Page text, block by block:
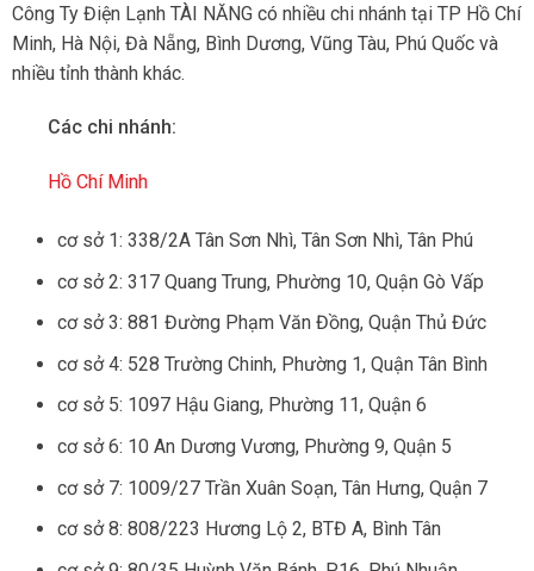
Công Ty Điện Lạnh TÀI NĂNG có nhiều chi nhánh tại TP Hồ Chí
Minh, Hà Nội, Đà Nẵng, Bình Dương, Vũng Tàu, Phú Quốc và
nhiều tỉnh thành khác.
Các chi nhánh:
Hồ Chí Minh
cơ sở 1: 338/2A Tân Sơn Nhì, Tân Sơn Nhì, Tân Phú
cơ sở 2: 317 Quang Trung, Phường 10, Quận Gò Vấp
cơ sở 3: 881 Đường Phạm Văn Đồng, Quận Thủ Đức
cơ sở 4: 528 Trường Chinh, Phường 1, Quận Tân Bình
cơ sở 5: 1097 Hậu Giang, Phường 11, Quận 6
cơ sở 6: 10 An Dương Vương, Phường 9, Quận 5
cơ sở 7: 1009/27 Trần Xuân Soạn, Tân Hưng, Quận 7
cơ sở 8: 808/223 Hương Lộ 2, BTĐ A, Bình Tân